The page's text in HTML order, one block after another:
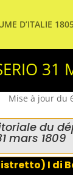
D’ITALIE
31
Mise à jour du
du
mars 1809
I di